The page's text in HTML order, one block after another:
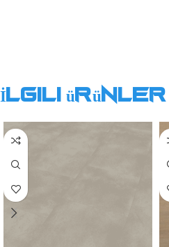
İlgili ürünler